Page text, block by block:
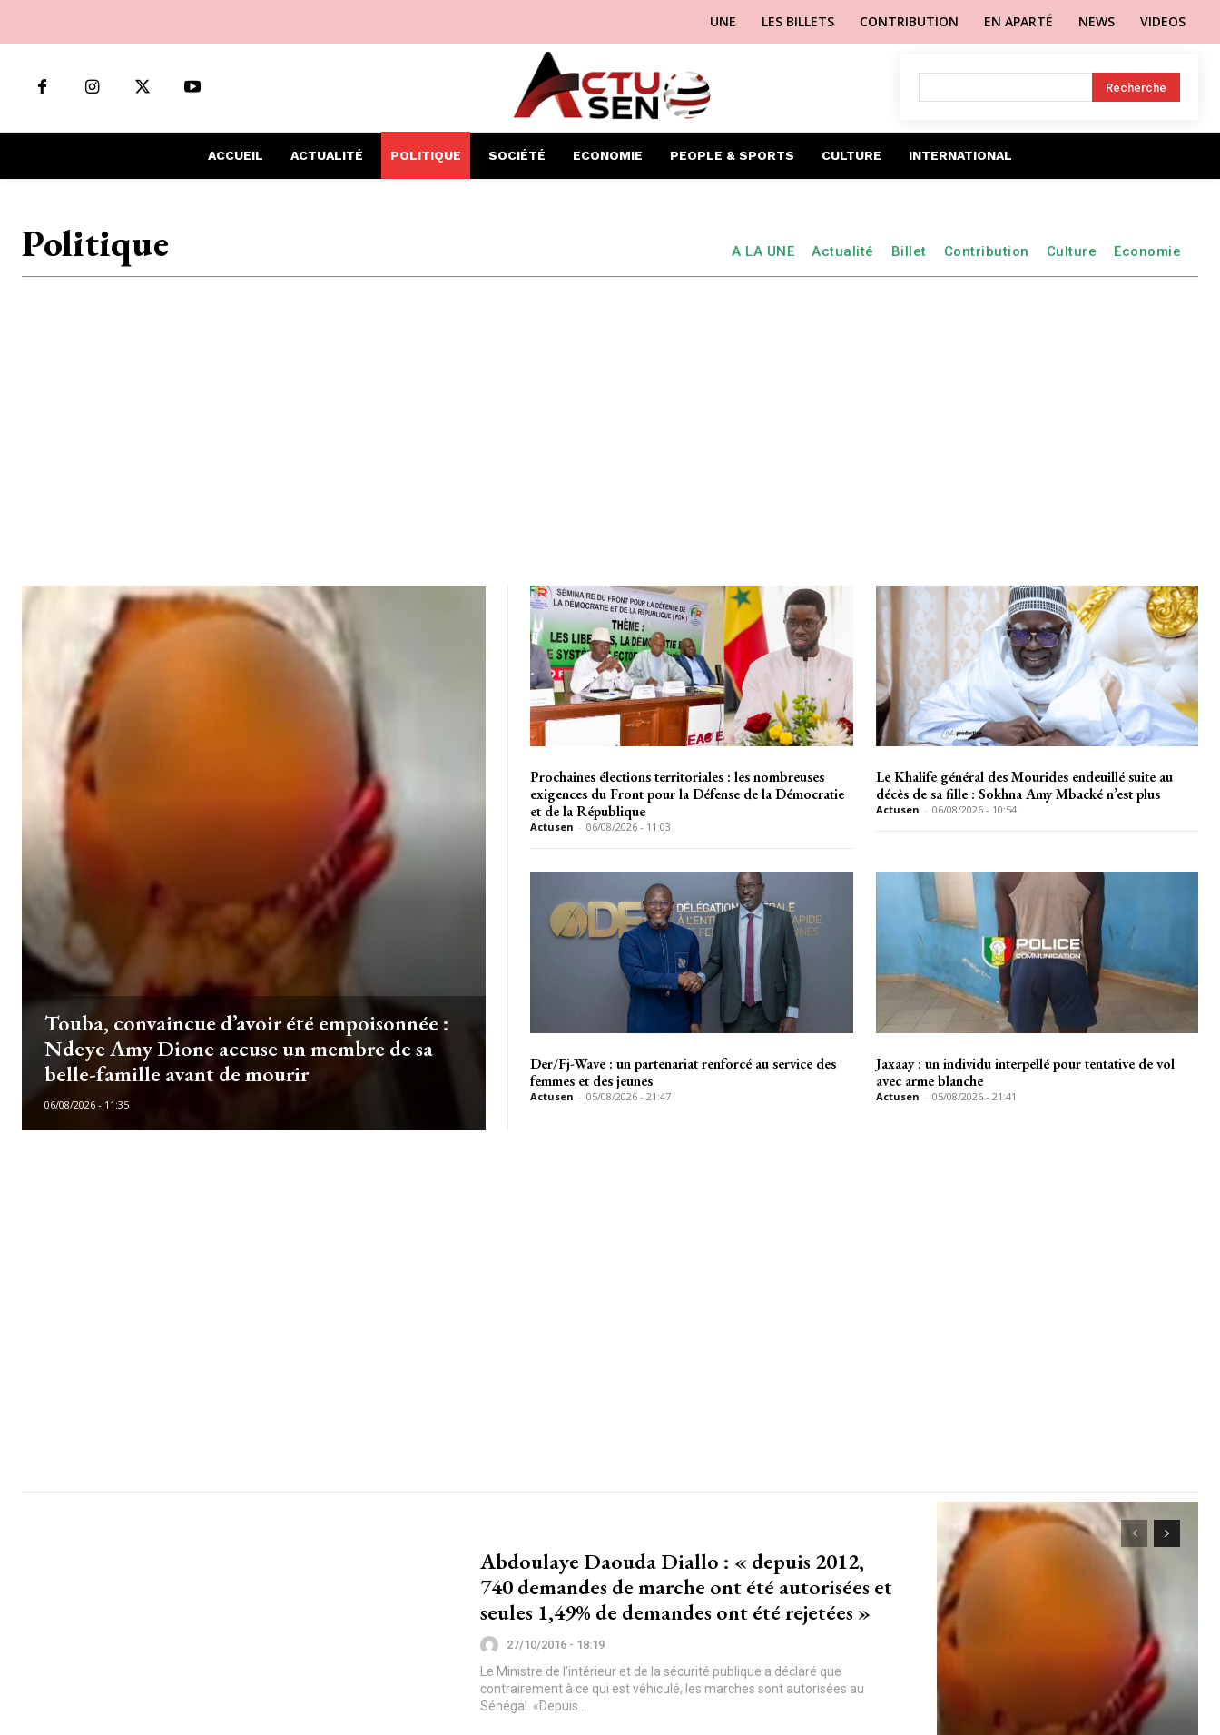
UNE LES BILLETS CONTRIBUTION EN APARTÉ NEWS VIDEOS
Recherche
ACCUEIL ACTUALITÉ POLITIQUE SOCIÉTÉ ECONOMIE PEOPLE & SPORTS CULTURE INTERNATIONAL
Politique A LA UNE Actualité Billet Contribution Culture Economie
Touba, convaincue d’avoir été empoisonnée :
Ndeye Amy Dione accuse un membre de sa
belle-famille avant de mourir
06/08/2026 - 11:35
Prochaines élections territoriales : les nombreuses
exigences du Front pour la Défense de la Démocratie
et de la République
Actusen - 06/08/2026 - 11:03
Le Khalife général des Mourides endeuillé suite au
décès de sa fille : Sokhna Amy Mbacké n’est plus
Actusen - 06/08/2026 - 10:54
Der/Fj-Wave : un partenariat renforcé au service des
femmes et des jeunes
Actusen - 05/08/2026 - 21:47
Jaxaay : un individu interpellé pour tentative de vol
avec arme blanche
Actusen - 05/08/2026 - 21:41
Abdoulaye Daouda Diallo : « depuis 2012,
740 demandes de marche ont été autorisées et
seules 1,49% de demandes ont été rejetées »
27/10/2016 - 18:19
Le Ministre de l’intérieur et de la sécurité publique a déclaré que
contrairement à ce qui est véhiculé, les marches sont autorisées au
Sénégal. «Depuis...